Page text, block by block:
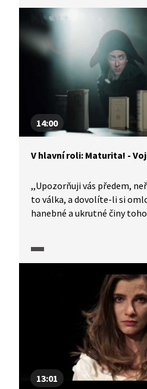
Osudy dobrého vojáka Švejka?
14:00
V hlavní roli: Maturita! -
,,Upozorňuji vás předem,
to válka, a dovolíte-li si
hanebné a ukrutné činy
Nu, buďte vítán, buďte vítán." Rozmařilá
ve válečném šílenství,
života, ztráta ideálů i
Vojna a mír slavného
Nikolajeviče Tolstého. Jak
u maturity? Pomůže vám
13:01